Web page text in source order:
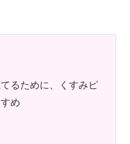
るために、くすみピ
め